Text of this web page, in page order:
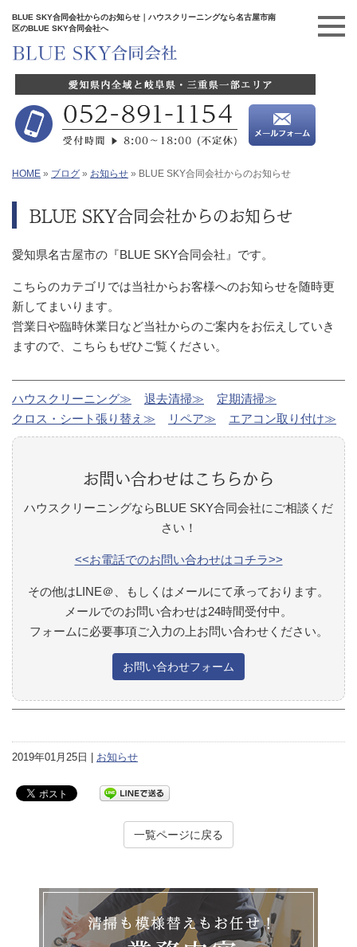
BLUE SKY合同会社からのお知らせ｜ハウスクリーニングなら名古屋市南
区のBLUE SKY合同会社へ
HOME » ブログ » お知らせ » BLUE SKY合同会社からのお知らせ
BLUE SKY合同会社からのお知らせ
愛知県名古屋市の『BLUE SKY合同会社』です。
こちらのカテゴリでは当社からお客様へのお知らせを随時更
新してまいります。
営業日や臨時休業日など当社からのご案内をお伝えしていき
ますので、こちらもぜひご覧ください。
ハウスクリーニング≫ 退去清掃≫
定期清掃≫
クロス・シート張り替え≫
リペア≫ エアコン取り付け≫
お問い合わせはこちらから
ハウスクリーニングならBLUE SKY合同会社にご相談くだ
さい！
<<お電話でのお問い合わせはコチラ>>
その他はLINE＠、もしくはメールにて承っております。
メールでのお問い合わせは24時間受付中。
フォームに必要事項ご入力の上お問い合わせください。
お問い合わせフォーム
2019年01月25日 | お知らせ
一覧ページに戻る